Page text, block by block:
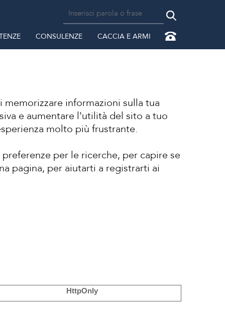
CONSULENZE CACCIA E ARMI
informazioni sulla tua
e aumentare l'utilità del sito a tuo
molto più frustrante.
per le ricerche, per capire se
pagina, per aiutarti a registrarti ai
HttpOnly